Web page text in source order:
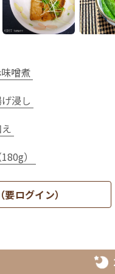
噌煮
浸し
）
ログイン）